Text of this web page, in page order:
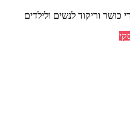
כושר וריקוד לנשים ולילדים